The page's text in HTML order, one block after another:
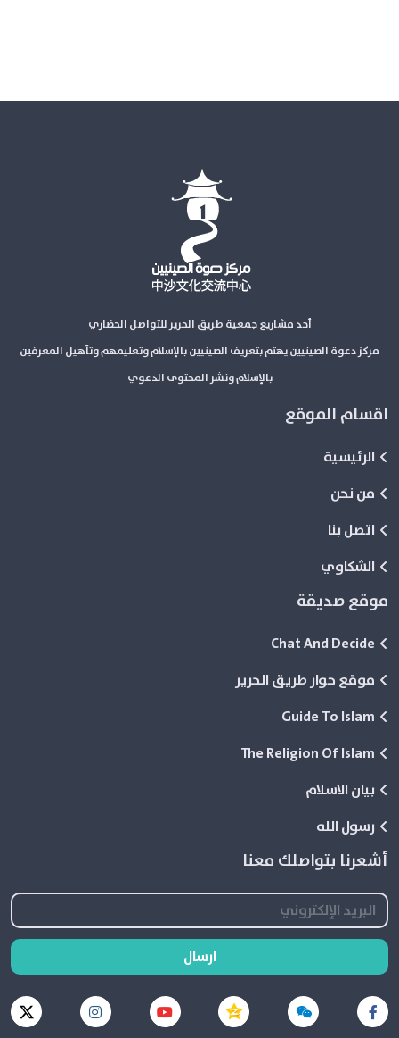
أحد مشاريع جمعية طريق الحرير للتواصل الحضاري
مركز دعوة الصينيين يهتم بتعريف الصينيين بالإسلام وتعليمهم وتأهيل المعرفين
بالإسلام ونشر المحتوى الدعوي
اقسام الموقع
الرئيسية
من نحن
اتصل بنا
الشكاوي
موقع صديقة
Chat And Decide
موقع حوار طريق الحرير
Guide To Islam
The Religion Of Islam
بيان الاسلام
رسول الله
أشعرنا بتواصلك معنا
ارسال